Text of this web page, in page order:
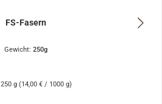
FS-Fasern
Gewicht: 250g
250 g (14,00 € / 1000 g)